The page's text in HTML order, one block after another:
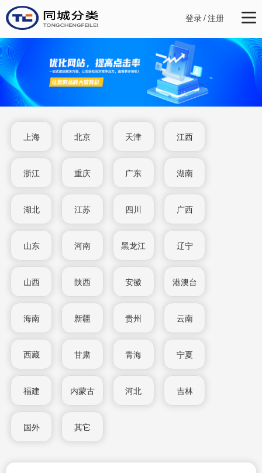
登录/注册
上海 北京 天津 江西
浙江 重庆 广东 湖南
湖北 江苏 四川 广西
山东 河南 黑龙江 辽宁
山西 陕西 安徽 港澳台
海南 新疆 贵州 云南
西藏 甘肃 青海 宁夏
福建 内蒙古 河北 吉林
国外 其它